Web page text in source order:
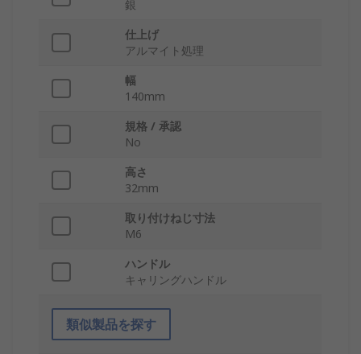
銀
仕上げ
アルマイト処理
幅
140mm
規格 / 承認
No
高さ
32mm
取り付けねじ寸法
M6
ハンドル
キャリングハンドル
類似製品を探す